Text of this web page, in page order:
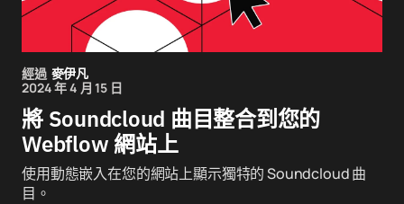
經過 麥伊凡
2024 年 4 月 15 日
將 Soundcloud 曲目整合到您的
Webflow 網站上
使用動態嵌入在您的網站上顯示獨特的 Soundcloud 曲
目。